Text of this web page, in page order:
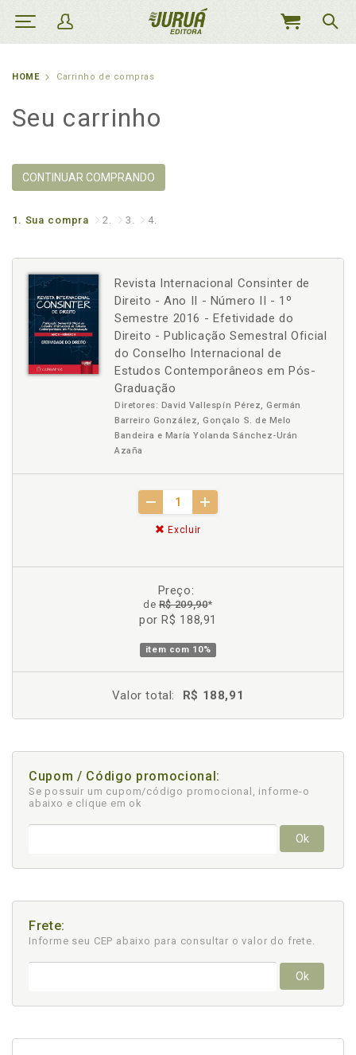
MEU
HOME Carrinho de compras
Seu carrinho
CONTINUAR COMPRANDO
1. Sua compra 2. 3. 4.
Revista Internacional Consinter de
Direito - Ano II - Número II - 1º
Semestre 2016 - Efetividade do
Direito - Publicação Semestral Oficial
do Conselho Internacional de
Estudos Contemporâneos em Pós-
Graduação
Diretores: David Vallespín Pérez, Germán
Barreiro González, Gonçalo S. de Melo
Bandeira e María Yolanda Sánchez-Urán
Azaña
Excluir
Preço:
deR$ 209,90*
por R$ 188,91
item com 10%
Valor total: R$ 188,91
Cupom / Código promocional:
Se possuir um cupom/código promocional, informe-o
abaixo e clique em ok
Ok
Frete:
Informe seu CEP abaixo para consultar o valor do frete.
Ok